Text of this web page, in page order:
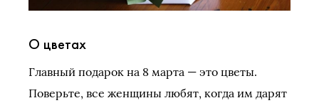
О цветах
Главный подарок на 8 марта — это цветы.
Поверьте, все женщины любят, когда им дарят